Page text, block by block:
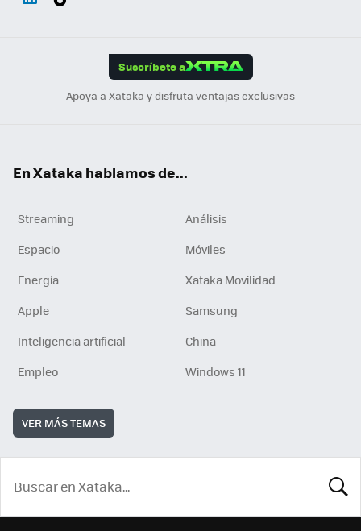
Suscríbete a
Apoya a Xataka y disfruta ventajas exclusivas
En Xataka hablamos de...
Streaming
Análisis
Espacio
Móviles
Energía
Xataka Movilidad
Apple
Samsung
Inteligencia artificial
China
Empleo
Windows 11
VER MÁS TEMAS